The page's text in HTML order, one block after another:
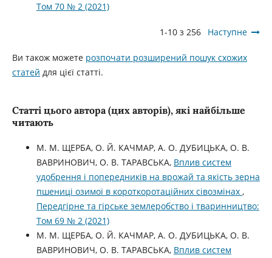
Том 70 № 2 (2021)
1-10 з 256 Наступне
Ви також можете розпочати розширений пошук схожих
статей для цієї статті.
Статті цього автора (цих авторів), які найбільше
читають
М. М. ЩЕРБА, О. Й. КАЧМАР, А. О. ДУБИЦЬКА, О. В.
ВАВРИНОВИЧ, О. В. ТАРАВСЬКА, Вплив систем
удобрення і попередників на врожай та якість зерна
пшениці озимої в короткоротаційних сівозмінах ,
Передгірне та гірське землеробство і тваринництво:
Том 69 № 2 (2021)
М. М. ЩЕРБА, О. Й. КАЧМАР, А. О. ДУБИЦЬКА, О. В.
ВАВРИНОВИЧ, О. В. ТАРАВСЬКА, Вплив систем